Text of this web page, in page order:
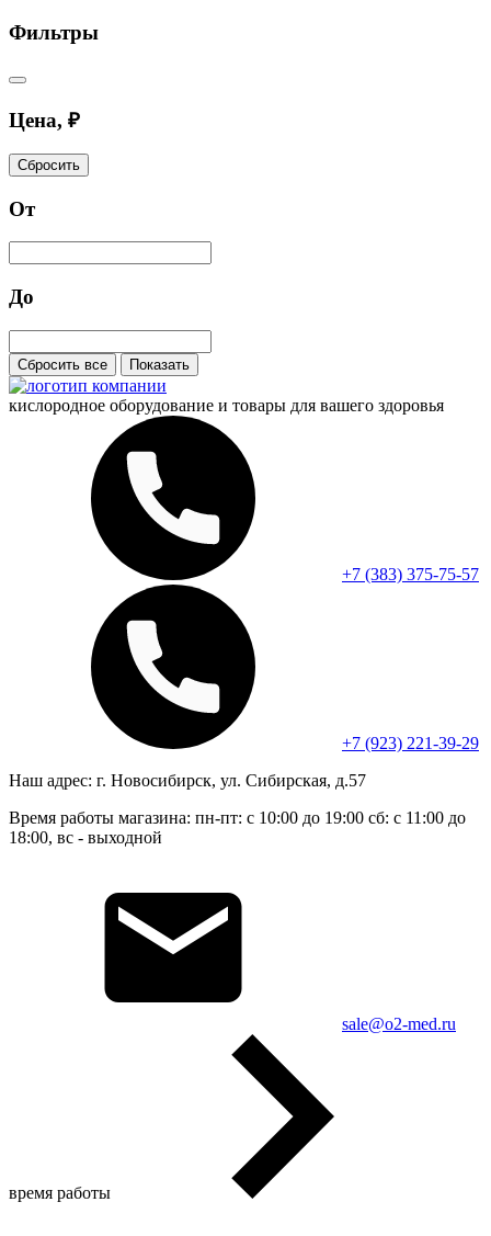
Фильтры
Цена, ₽
Сбросить
От
До
Сбросить все Показать
кислородное оборудование и товары для вашего здоровья
+7 (383) 375-75-57
+7 (923) 221-39-29
Наш адрес: г. Новосибирск, ул. Сибирская, д.57
Время работы магазина: пн-пт: с 10:00 до 19:00 сб: с 11:00 до
18:00, вс - выходной
sale@o2-med.ru
время работы